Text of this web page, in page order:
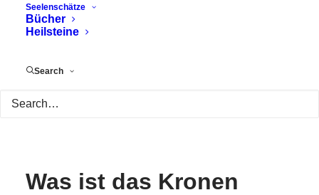
Seelenschätze
Bücher
Heilsteine
Search
Was ist das Kronen